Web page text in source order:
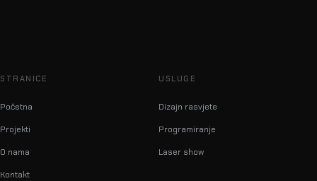
STRANICE
Početna
Projekti
O nama
Kontakt
USLUGE
Dizajn rasvjete
Programiranje
Laser show